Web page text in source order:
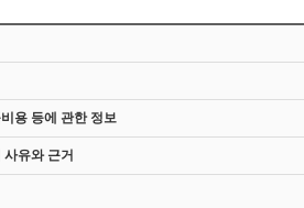
용 등에 관한 정보
유와 근거